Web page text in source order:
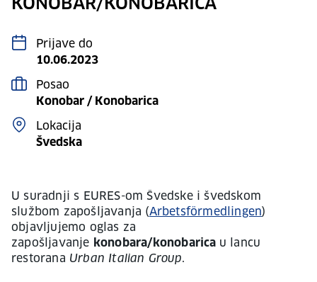
KONOBAR/KONOBARICA
Prijave do
10.06.2023
Posao
Konobar / Konobarica
Lokacija
Švedska
U suradnji s EURES-om Švedske i švedskom
službom zapošljavanja (Arbetsförmedlingen)
objavljujemo oglas za
zapošljavanje konobara/konobarica u lancu
restorana Urban Italian Group.